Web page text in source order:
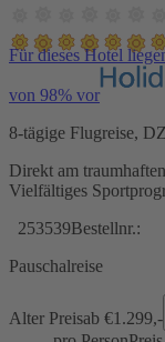
Für dieses Hotel
von 98% vor
8-tägige Flugreise,
Direkt am
Vielfältiges
253539Bestellnr.:
Pauschalreise
Alter Preisab €1.299,-